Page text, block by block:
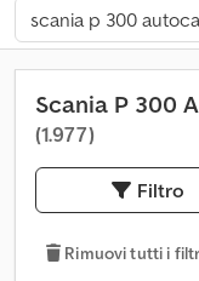
Scania P 300
(1.977)
Filtro
Rimuovi tutti i